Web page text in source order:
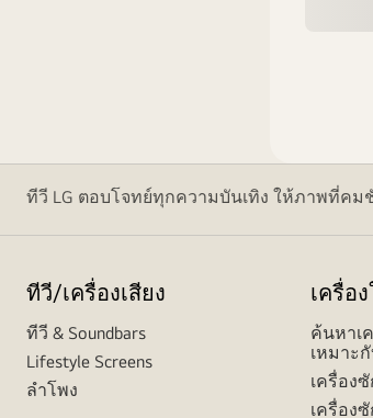
ทีวี LG ตอบโจทย์ทุกความบันเทิง ให้ภาพที่ค
ทีวี/เครื่องเสียง
ทีวี & Soundbars
Lifestyle Screens
ลำโพง
เครื่อ
ค้นหาเ
เหมาะ
เครื่อง
เครื่อง